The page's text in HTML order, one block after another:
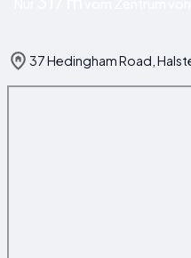
37 Hedingham Road,